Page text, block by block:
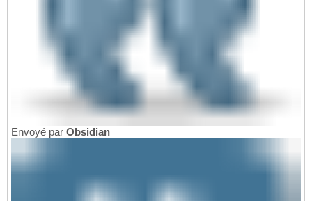
Envoyé par Obsidian